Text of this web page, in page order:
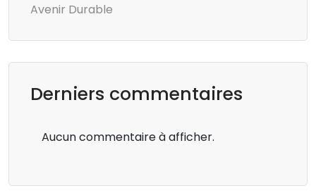
Avenir Durable
Derniers commentaires
Aucun commentaire à afficher.